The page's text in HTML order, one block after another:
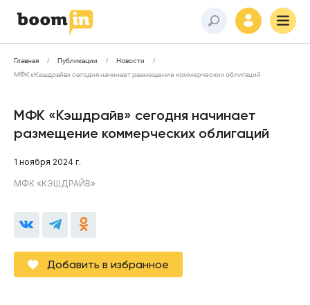
Главная Публикации
Новости
МФК «Кэшдрайв» сегодня начинает размещение коммерческих облигаций
МФК «Кэшдрайв» сегодня начинает
размещение коммерческих облигаций
1 ноября 2024 г.
МФК «КЭШДРАЙВ»
Добавить в избранное